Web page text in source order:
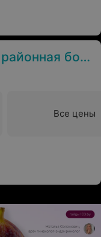
больница
Все цены